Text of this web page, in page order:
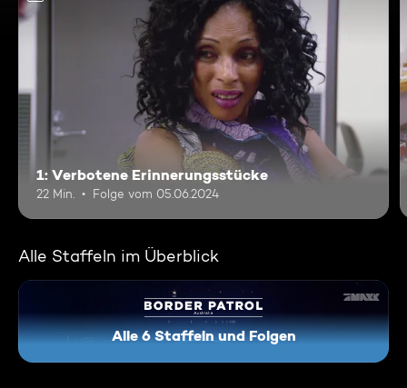
1: Verbotene Erinnerungsstücke
22 Min. Folge vom 05.06.2024
Alle Staffeln im Überblick
Alle 6 Staffeln und Folgen